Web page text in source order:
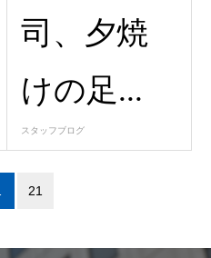
司、夕焼
けの足...
スタッフブログ
21